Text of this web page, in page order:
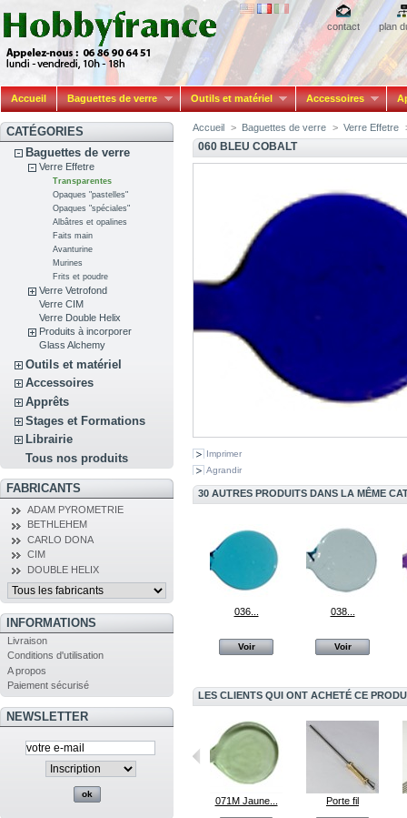
contact plan
Accueil Baguettes de verre Outils et matériel Accessoires
CATÉGORIES
Baguettes de verre
Verre Effetre
Transparentes
Opaques "pastelles"
Opaques "spéciales"
Albâtres et opalines
Faits main
Avanturine
Murines
Frits et poudre
Verre Vetrofond
Verre CIM
Verre Double Helix
Produits à incorporer
Glass Alchemy
Outils et matériel
Accessoires
Apprêts
Stages et Formations
Librairie
Tous nos produits
FABRICANTS
ADAM PYROMETRIE
BETHLEHEM
CARLO DONA
CIM
DOUBLE HELIX
INFORMATIONS
Livraison
Conditions d'utilisation
A propos
Paiement sécurisé
NEWSLETTER
Accueil > Baguettes de verre > Verre Effetre
060 BLEU COBALT
Imprimer
Agrandir
30 AUTRES PRODUITS DANS LA MÊME
036...
Voir
038...
Voir
LES CLIENTS QUI ONT ACHETÉ CE
071M Jaune... Porte fil